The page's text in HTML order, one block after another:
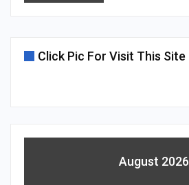
Click Pic For Visit This Site
August 2026